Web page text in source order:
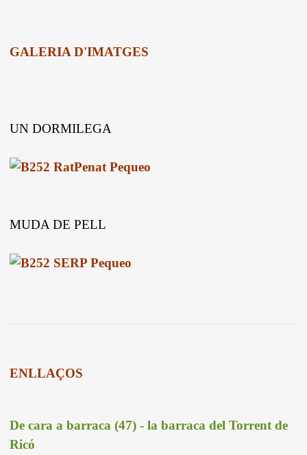
GALERIA D'IMATGES
UN DORMILEGA
MUDA DE PELL
ENLLAÇOS
De cara a barraca (47) - la barraca del Torrent de
Ricó